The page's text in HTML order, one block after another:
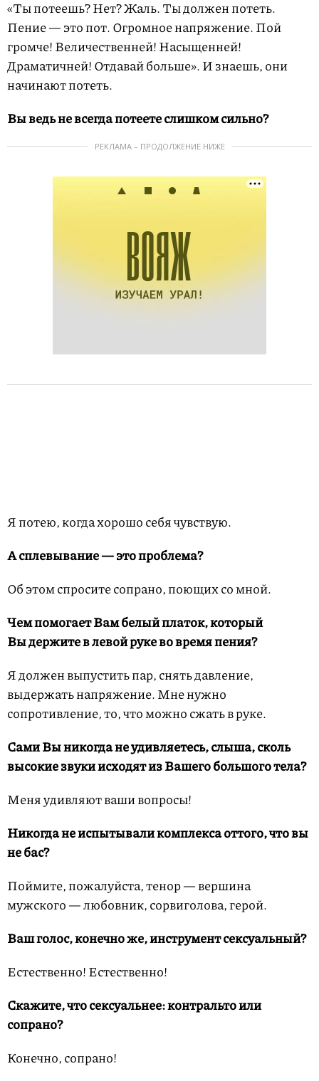
«Ты потеешь? Нет? Жаль. Ты должен потеть.
Пение — это пот. Огромное напряжение. Пой
громче! Величественней! Насыщенней!
Драматичней! Отдавай больше». И знаешь, они
начинают потеть.
Вы ведь не всегда потеете слишком сильно?
РЕКЛАМА – ПРОДОЛЖЕНИЕ НИЖЕ
Я потею, когда хорошо себя чувствую.
А сплевывание — это проблема?
Об этом спросите сопрано, поющих со мной.
Чем помогает Вам белый платок, который
Вы держите в левой руке во время пения?
Я должен выпустить пар, снять давление,
выдержать напряжение. Мне нужно
сопротивление, то, что можно сжать в руке.
Сами Вы никогда не удивляетесь, слыша, сколь
высокие звуки исходят из Вашего большого тела?
Меня удивляют ваши вопросы!
Никогда не испытывали комплекса оттого, что вы
не бас?
Поймите, пожалуйста, тенор — вершина
мужского — любовник, сорвиголова, герой.
Ваш голос, конечно же, инструмент сексуальный?
Естественно! Естественно!
Скажите, что сексуальнее: контральто или
сопрано?
Конечно, сопрано!